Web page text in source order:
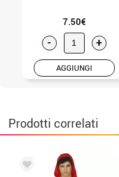
7.50€
- +
AGGIUNGI
Prodotti correlati